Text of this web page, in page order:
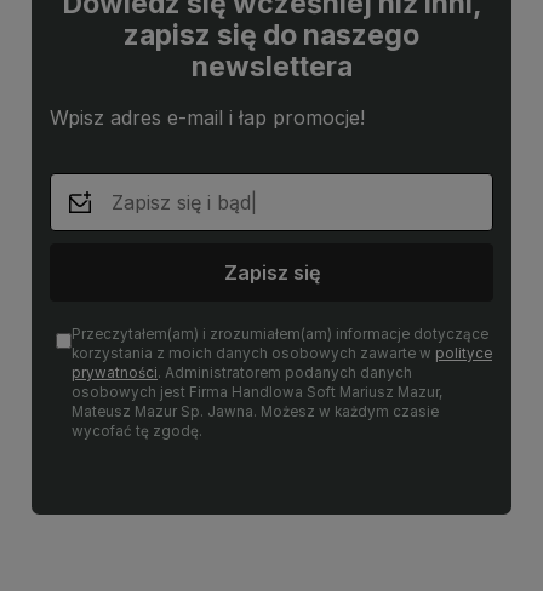
zapisz się do naszego
newslettera
Wpisz adres e-mail i łap promocje!
Zapisz się
Przeczytałem(am) i zrozumiałem(am) informacje dotyczące
korzystania z moich danych osobowych zawarte w polityce
prywatności. Administratorem podanych danych
osobowych jest Firma Handlowa Soft Mariusz Mazur,
Mateusz Mazur Sp. Jawna. Możesz w każdym czasie
wycofać tę zgodę.